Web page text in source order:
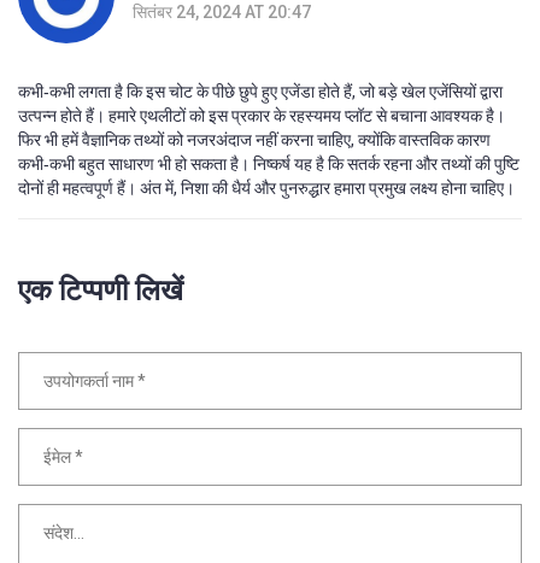
सितंबर 24, 2024 AT 20:47
कभी‑कभी लगता है कि इस चोट के पीछे छुपे हुए एजेंडा होते हैं, जो बड़े खेल एजेंसियों द्वारा
उत्पन्न होते हैं। हमारे एथलीटों को इस प्रकार के रहस्यमय प्लॉट से बचाना आवश्यक है।
फिर भी हमें वैज्ञानिक तथ्यों को नजरअंदाज नहीं करना चाहिए, क्योंकि वास्तविक कारण
कभी‑कभी बहुत साधारण भी हो सकता है। निष्कर्ष यह है कि सतर्क रहना और तथ्यों की पुष्टि
दोनों ही महत्वपूर्ण हैं। अंत में, निशा की धैर्य और पुनरुद्धार हमारा प्रमुख लक्ष्य होना चाहिए।
एक टिप्पणी लिखें